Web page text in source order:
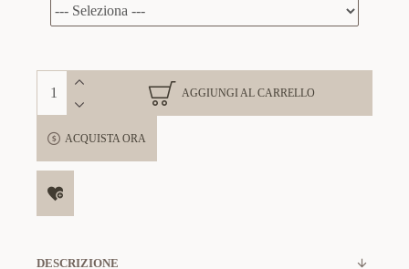
AGGIUNGI AL CARRELLO
ACQUISTA ORA
DESCRIZIONE